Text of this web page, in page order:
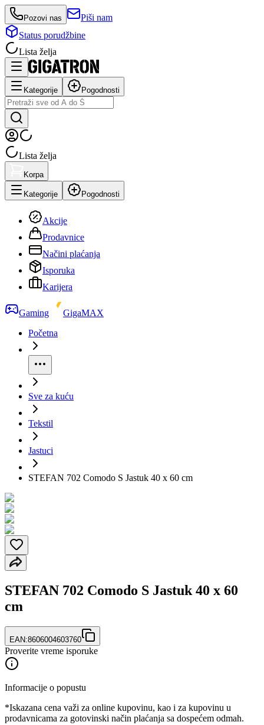
Pozovi nas
Piši nam
Status porudžbine
Lista želja
Kategorije Pogodnosti
Lista želja
Korpa
Kategorije Pogodnosti
Akcije
Prodavnice
Načini plaćanja
Isporuka
Karijera
Gaming
GigaMAX
Početna
Sve za kuću
Tekstil
Jastuci
STEFAN 702 Comodo S Jastuk 40 x 60 cm
STEFAN 702 Comodo S Jastuk 40 x 60
cm
EAN:8606004603760
Proverite vreme isporuke
Informacije o popustu
*Iskazana cena važi za online kupovinu, kao i za kupovinu u
prodavnicama za gotovinski način plaćanja sa dospećem odmah.